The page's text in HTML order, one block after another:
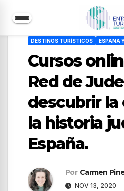
contenido
DESTINOS TURÍSTICOS ESPAÑA
Cursos
Red de
descubrir
la historia
España.
Por Carmen
NOV 13, 2020